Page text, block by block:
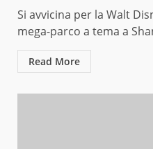
Si avvicina per la Walt
mega-parco a tema a
Read More